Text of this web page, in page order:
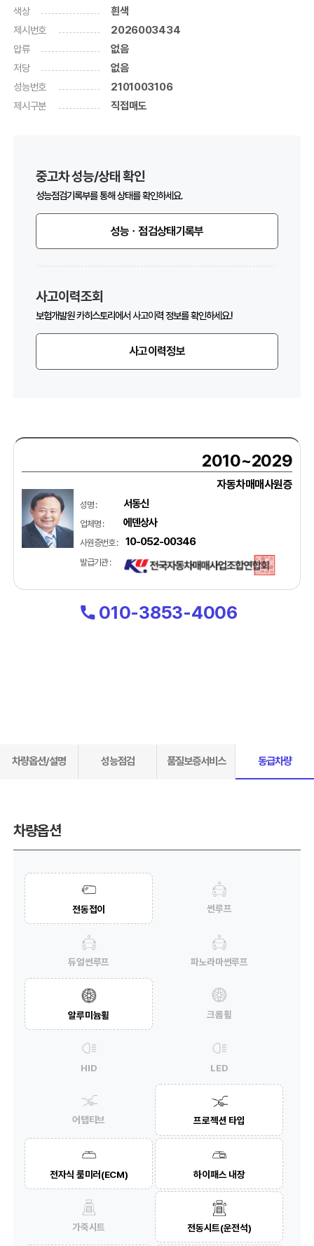
색상 흰색
제시번호 2026003434
압류 없음
저당 없음
성능번호 2101003106
제시구분 직접매도
중고차 성능/상태 확인
성능점검기록부를 통해 상태를 확인하세요.
성능ㆍ점검상태기록부
사고이력조회
보험개발원 카히스토리에서 사고이력 정보를 확인하세요.!
사고이력정보
2010~2029
자동차매매사원증
성명 : 서동신
업체명 : 에덴상사
사원증번호 : 10-052-00346
발급기관 :
010-3853-4006
차량옵션/설명 성능점검 품질보증서비스 동급차량
차량옵션
전동접이 썬루프
듀얼썬루프 파노라마썬루프
알루미늄휠 크롬휠
HID LED
어탭티브 프로젝션 타입
전자식 룸미러(ECM) 하이패스 내장
가죽시트 전동시트(운전석)